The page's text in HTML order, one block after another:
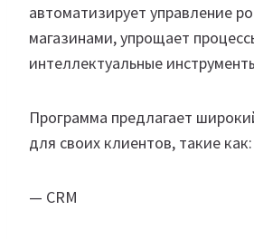
автоматизирует управление
магазинами, упрощает
интеллектуальные
Программа предлагает
для своих клиентов, такие как:
— CRM